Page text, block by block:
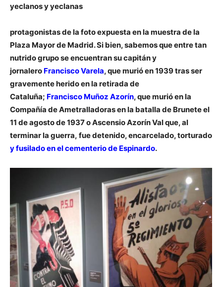
yeclanos y yeclanas
protagonistas de la foto expuesta en la muestra de la
Plaza Mayor de Madrid. Si bien, sabemos que entre tan
nutrido grupo se encuentran su capitán y
jornalero Francisco Varela, que murió en 1939 tras ser
gravemente herido en la retirada de
Cataluña; Francisco Muñoz Azorín, que murió en la
Compañía de Ametralladoras en la batalla de Brunete el
11 de agosto de 1937 oAscensio Azorín Valque, al
terminar la guerra, fue detenido, encarcelado, torturado
y fusilado en el cementerio de Espinardo.